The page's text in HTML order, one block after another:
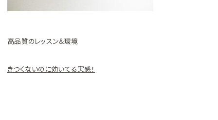
高品質のレッスン＆環境
きつくないのに効いてる実感！